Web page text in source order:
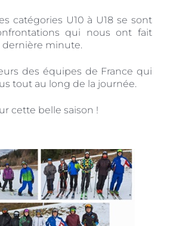
catégories U10 à U18 se sont
qui nous ont fait
dernière minute.
des équipes de France qui
tout au long de la journée.
cette belle saison !